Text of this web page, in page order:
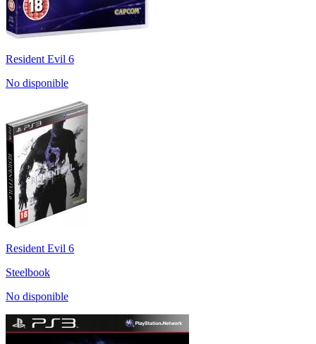
Resident Evil 6
No disponible
Resident Evil 6
Steelbook
No disponible